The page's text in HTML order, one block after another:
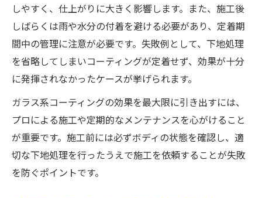
しやすく、仕上がりに大きく影響します。また、施工後
しばらくは雨や水分の付着を避ける必要があり、定着期
間中の管理に注意が必要です。失敗例として、下地処理
を省略してしまいコーティングが定着せず、効果が十分
に発揮されなかったケースが挙げられます。
ガラス系コーティングの効果を最大限に引き出すには、
プロによる施工や定期的なメンテナンスを心がけること
が重要です。施工前には必ずボディの状態を確認し、適
切な下地処理を行ったうえで施工を依頼することが失敗
を防ぐポイントです。